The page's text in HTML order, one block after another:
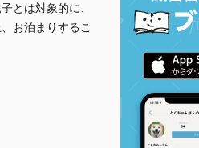
とは対象的に、
お泊まりするこ